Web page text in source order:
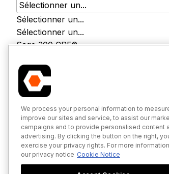
Sélectionner un...
Sélectionner un...
Sage 300 CRE®
We process your personal information to
improve our sites and service, to assist our
campaigns and to provide personalised content
advertising. By clicking the button on the right,
exercise your privacy rights. For more
our privacy notice Cookie Notice